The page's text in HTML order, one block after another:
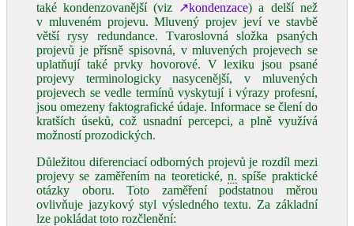
také kondenzovanější (viz ↗kondenzace) a delší než
v mluveném projevu. Mluvený projev jeví ve stavbě
větší rysy redundance. Tvaroslovná složka psaných
projevů je přísně spisovná, v mluvených projevech se
uplatňují také prvky hovorové. V lexiku jsou psané
projevy terminologicky nasycenější, v mluvených
projevech se vedle termínů vyskytují i výrazy profesní,
jsou omezeny faktografické údaje. Informace se člení do
kratších úseků, což usnadní percepci, a plně využívá
možností prozodických.
Důležitou diferenciací odborných projevů je rozdíl mezi
projevy se zaměřením na teoretické, n. spíše praktické
otázky oboru. Toto zaměření podstatnou měrou
ovlivňuje jazykový styl výsledného textu. Za základní
lze pokládat toto rozčlenění: